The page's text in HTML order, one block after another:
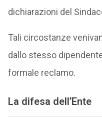
dichiarazioni del
Tali circostanze
dallo stesso
formale reclamo.
La difesa dell’Ente